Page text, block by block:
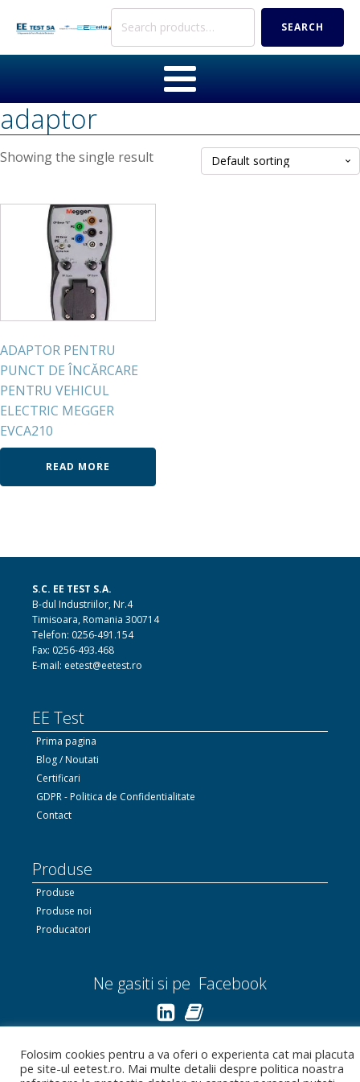
Search
SEARCH
adaptor
Showing the single result
ADAPTOR PENTRU
PUNCT DE ÎNCĂRCARE
PENTRU VEHICUL
ELECTRIC MEGGER
EVCA210
READ MORE
S.C. EE TEST S.A.
B-dul Industriilor, Nr.4
Timisoara, Romania 300714
Telefon: 0256-491.154
Fax: 0256-493.468
E-mail: eetest@eetest.ro
EE Test
Prima pagina
Blog / Noutati
Certificari
GDPR - Politica de Confidentialitate
Contact
Produse
Produse
Produse noi
Producatori
Ne gasiti si pe Facebook
Linkedin.com
Bizoo.ro
Folosim cookies pentru a va oferi o experienta cat mai placuta
pe site-ul eetest.ro. Mai multe detalii despre politica noastra